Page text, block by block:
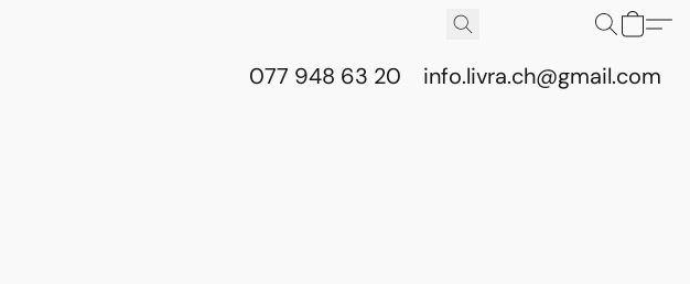
077 948 63 20 info.livra.ch@gmail.com